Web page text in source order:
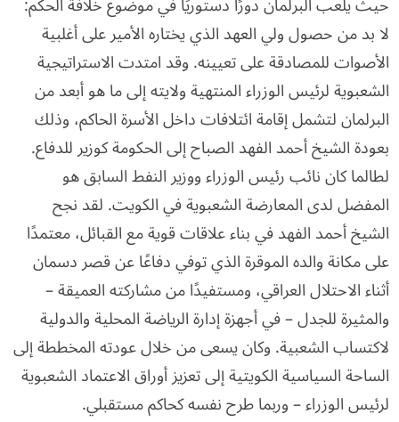
لا بد من حصول ولي العهد الذي يختاره الأمير على أغلبية
الأصوات للمصادقة على تعيينه. وقد امتدت الاستراتيجية
الشعبوية لرئيس الوزراء المنتهية ولايته إلى ما هو أبعد من
البرلمان لتشمل إقامة ائتلافات داخل الأسرة الحاكم، وذلك
بعودة الشيخ أحمد الفهد الصباح إلى الحكومة كوزير للدفاع.
لطالما كان نائب رئيس الوزراء ووزير النفط السابق هو
المفضل لدى المعارضة الشعبوية في الكويت. لقد نجح
الشيخ أحمد الفهد في بناء علاقات قوية مع القبائل، معتمدًا
على مكانة والده الموقرة الذي توفي دفاعًا عن قصر دسمان
أثناء الاحتلال العراقي، ومستفيدًا من مشاركته العميقة –
والمثيرة للجدل – في أجهزة إدارة الرياضة المحلية والدولية
لاكتساب الشعبية. وكان يسعى من خلال عودته المخططة إلى
الساحة السياسية الكويتية إلى تعزيز أوراق الاعتماد الشعبوية
لرئيس الوزراء – وربما طرح نفسه كحاكم مستقبلي.